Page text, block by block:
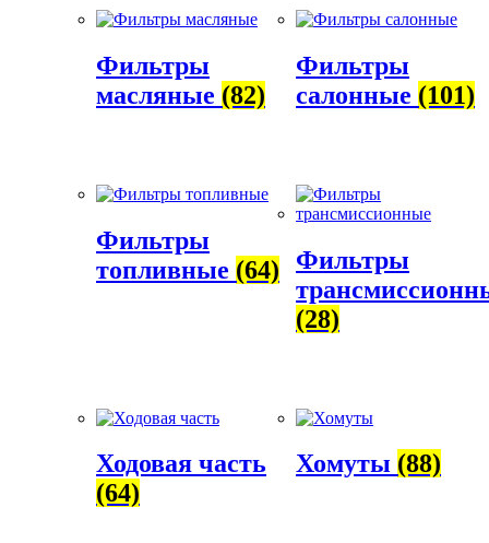
Фильтры
масляные (82)
Фильтры
салонные (101)
Фильтры
топливные (64)
Фильтры
(28)
Ходовая часть
(64)
Хомуты (88)